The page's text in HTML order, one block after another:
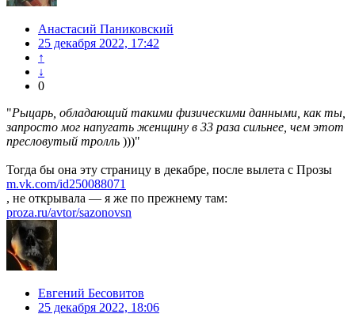
Анастасий Паниковский
25 декабря 2022, 17:42
↑
↓
0
"Рыцарь, обладающий такими физическими данными, как ты,
запросто мог напугать женщину в 33 раза сильнее, чем этот
пресловутый тролль )))"
Тогда бы она эту страницу в декабре, после вылета с Прозы
m.vk.com/id250088071
, не открывала — я же по прежнему там:
proza.ru/avtor/sazonovsn
Евгений Бесовитов
25 декабря 2022, 18:06